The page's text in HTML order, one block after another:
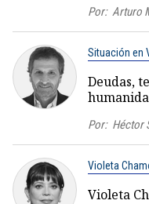
Por: Arturo
Situación en
Deudas,
Por: Héctor
Violeta
Violeta